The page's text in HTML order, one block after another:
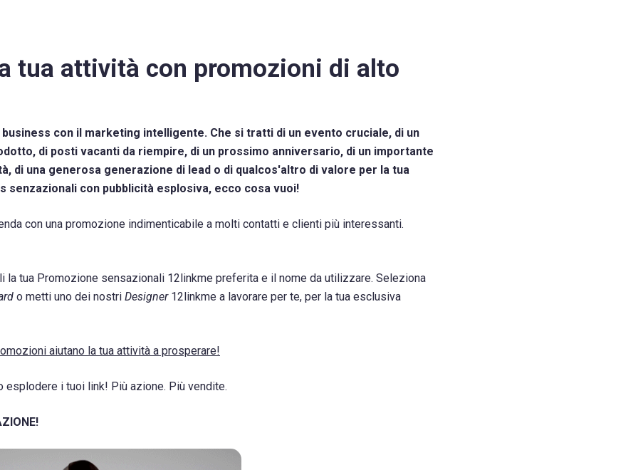
tua attività con promozioni di alto
con il marketing intelligente. Che si tratti di un evento cruciale, di un
di posti vacanti da riempire, di un prossimo anniversario, di un importante
di una generosa generazione di lead o di qualcos'altro di valore per la tua
senzazionali con pubblicità esplosiva, ecco cosa vuoi!
con una promozione indimenticabile a molti contatti e clienti più interessanti.
la tua Promozione sensazionali 12linkme preferita e il nome da utilizzare. Seleziona
o metti uno dei nostri Designer12linkme a lavorare per te, per la tua esclusiva
aiutano la tua attività a prosperare!
esplodere i tuoi link! Più azione. Più vendite.